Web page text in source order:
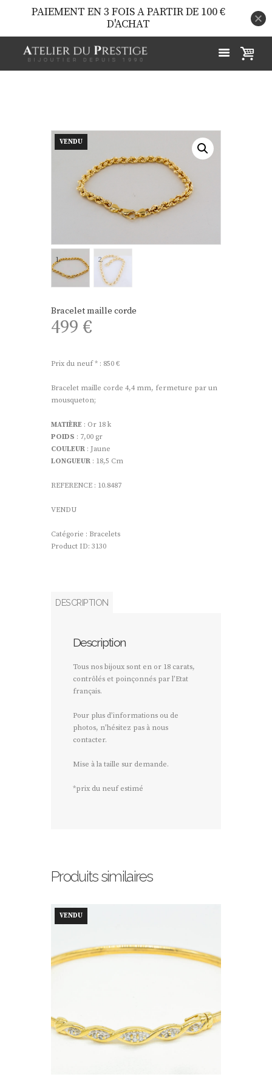
VENDU
Bracelet maille corde
499 €
Prix du neuf * : 850 €
Bracelet maille corde 4,4 mm, fermeture par un
mousqueton;
MATIÈRE : Or 18 k
POIDS : 7,00 gr
COULEUR : Jaune
LONGUEUR : 18,5 Cm
REFERENCE : 10.8487
VENDU
Catégorie : Bracelets
Product ID: 3130
DESCRIPTION
Description
Tous nos bijoux sont en or 18 carats,
contrôlés et poinçonnés par l’Etat
français.
Pour plus d’informations ou de
photos, n’hésitez pas à nous
contacter.
Mise à la taille sur demande.
*prix du neuf estimé
Produits similaires
VENDU
PAIEMENT EN 3 FOIS A PARTIR DE 100 €
D'ACHAT